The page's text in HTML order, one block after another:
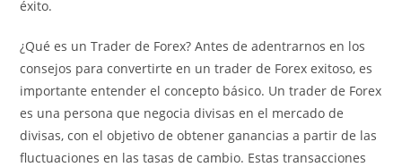
éxito.
¿Qué es un Trader de Forex? Antes de adentrarnos en los
consejos para convertirte en un trader de Forex exitoso, es
importante entender el concepto básico. Un trader de Forex
es una persona que negocia divisas en el mercado de
divisas, con el objetivo de obtener ganancias a partir de las
fluctuaciones en las tasas de cambio. Estas transacciones